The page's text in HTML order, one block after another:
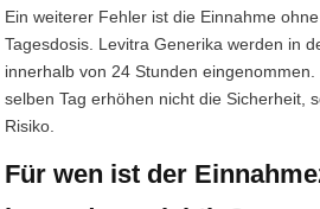
Ein weiterer Fehler ist die Einnahme
Tagesdosis. Levitra Generika werden in
innerhalb von 24 Stunden
selben Tag erhöhen nicht die Sicherheit,
Risiko.
Für wen ist der